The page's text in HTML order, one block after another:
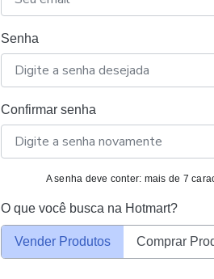
Senha
Confirmar senha
A senha deve conter: mais de 7
O que você busca na Hotmart?
Vender Produtos Comprar